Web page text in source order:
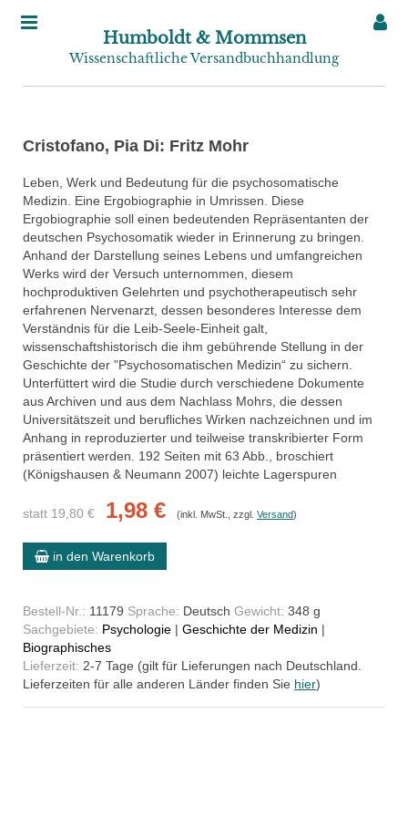
Humboldt & Mommsen
Wissenschaftliche Versandbuchhandlung
Cristofano, Pia Di: Fritz Mohr
Leben, Werk und Bedeutung für die psychosomatische
Medizin. Eine Ergobiographie in Umrissen. Diese
Ergobiographie soll einen bedeutenden Repräsentanten der
deutschen Psychosomatik wieder in Erinnerung zu bringen.
Anhand der Darstellung seines Lebens und umfangreichen
Werks wird der Versuch unternommen, diesem
hochproduktiven Gelehrten und psychotherapeutisch sehr
erfahrenen Nervenarzt, dessen besonderes Interesse dem
Verständnis für die Leib-Seele-Einheit galt,
wissenschaftshistorisch die ihm gebührende Stellung in der
Geschichte der "Psychosomatischen Medizin“ zu sichern.
Unterfüttert wird die Studie durch verschiedene Dokumente
aus Archiven und aus dem Nachlass Mohrs, die dessen
Universitätszeit und berufliches Wirken nachzeichnen und im
Anhang in reproduzierter und teilweise transkribierter Form
präsentiert werden. 192 Seiten mit 63 Abb., broschiert
(Königshausen & Neumann 2007) leichte Lagerspuren
statt 19,80 € 1,98 € (inkl. MwSt., zzgl. Versand)
in den Warenkorb
Bestell-Nr.: 11179 Sprache: Deutsch Gewicht: 348 g
Sachgebiete: Psychologie | Geschichte der Medizin |
Biographisches
Lieferzeit: 2-7 Tage (gilt für Lieferungen nach Deutschland.
Lieferzeiten für alle anderen Länder finden Sie hier)